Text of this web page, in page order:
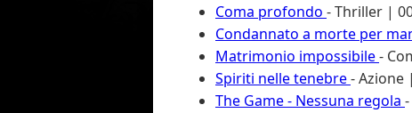
Coma profondo - Thriller |
Condannato a morte per
Matrimonio impossibile-
Spiriti nelle tenebre- Azione
The Game - Nessuna regola